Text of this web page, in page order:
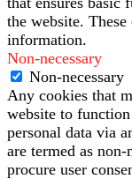
the website.
information.
Non-necessary
Non-necessary
Any cookies that
website to
personal data via
are termed as
procure user